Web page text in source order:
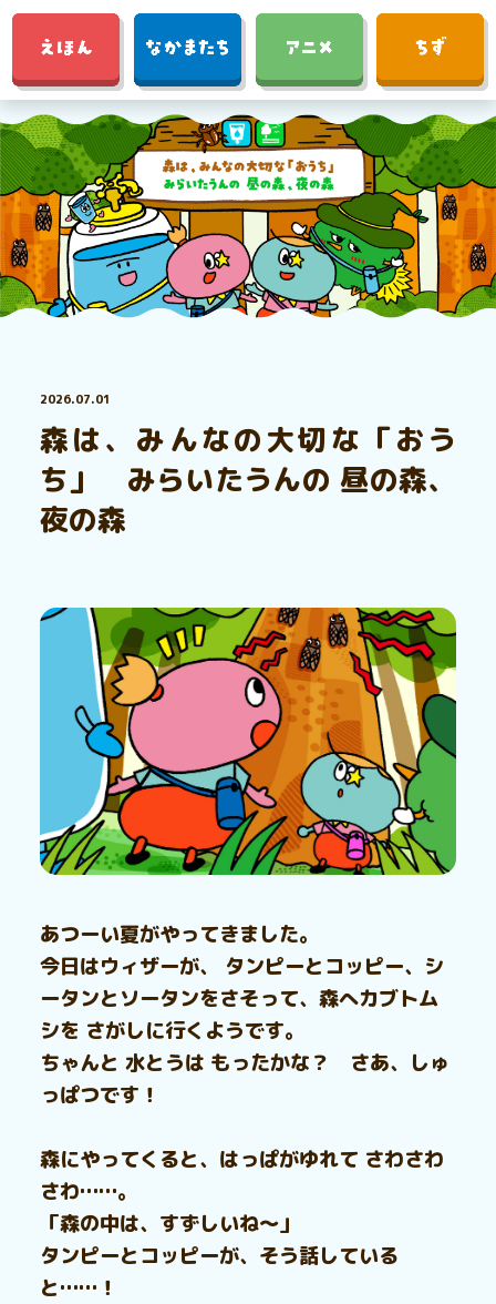
2026.07.01
森は、みんなの大切な「おう
ち」 みらいたうんの 昼の森、
夜の森
あつーい夏がやってきました。
今日はウィザーが、 タンピーとコッピー、シ
ータンとソータンをさそって、森へカブトム
シを さがしに行くようです。
ちゃんと 水とうは もったかな？ さあ、しゅ
っぱつです！
森にやってくると、はっぱがゆれて さわさわ
さわ……。
「森の中は、すずしいね～」
タンピーとコッピーが、そう話している
と……！